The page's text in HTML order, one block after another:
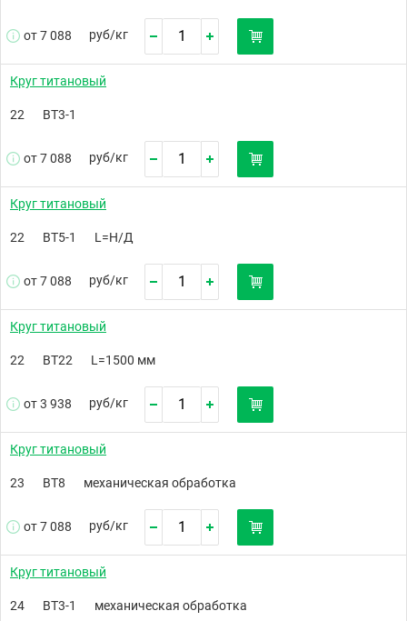
от 7 088 руб/кг
Круг титановый
22 ВТ3-1
от 7 088 руб/кг
Круг титановый
22 ВТ5-1 L=Н/Д
от 7 088 руб/кг
Круг титановый
22 ВТ22 L=1500 мм
от 3 938 руб/кг
Круг титановый
23 ВТ8 механическая обработка
от 7 088 руб/кг
Круг титановый
24 ВТ3-1 механическая обработка